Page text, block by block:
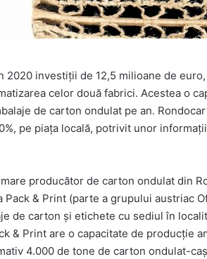
2020 investiţii de 12,5 milioane de
celor două fabrici. Acestea o
de carton ondulat pe an.
pe piaţa locală, potrivit unor
producător de carton ondulat din
Pack & Print (parte a grupului austriac
de carton şi etichete cu sediul în
& Print are o capacitate de producţie
4.000 de tone de carton ondulat-